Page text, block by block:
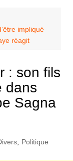
impliqué
réagit
: son fils
dans
Sagna
, Politique